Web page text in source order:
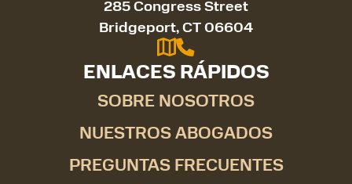
285 Congress Street
Bridgeport, CT 06604
ENLACES RÁPIDOS
SOBRE NOSOTROS
NUESTROS ABOGADOS
PREGUNTAS FRECUENTES